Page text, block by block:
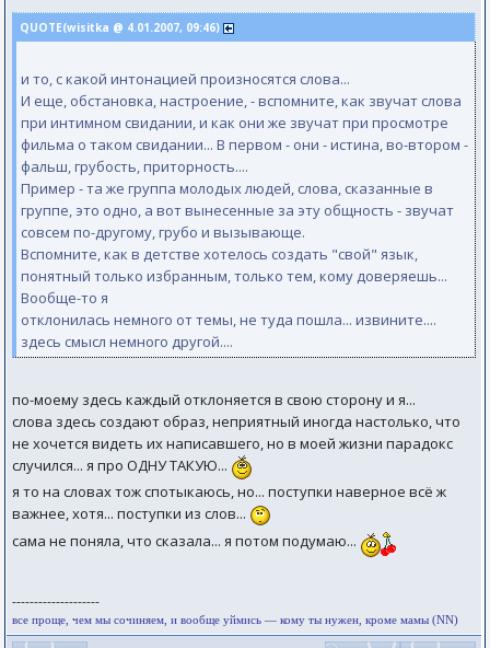
QUOTE(wisitka @ 4.01.2007, 09:46)
и то, с какой интонацией произносятся слова...
И еще, обстановка, настроение, - вспомните, как звучат слова
при интимном свидании, и как они же звучат при просмотре
фильма о таком свидании... В первом - они - истина, во-втором -
фальш, грубость, приторность....
Пример - та же группа молодых людей, слова, сказанные в
группе, это одно, а вот вынесенные за эту общность - звучат
совсем по-другому, грубо и вызывающе.
Вспомните, как в детстве хотелось создать "свой" язык,
понятный только избранным, только тем, кому доверяешь...
Вообще-то я
отклонилась немного от темы, не туда пошла... извините....
здесь смысл немного другой....
по-моему здесь каждый отклоняется в свою сторону и я...
слова здесь создают образ, неприятный иногда настолько, что
не хочется видеть их написавшего, но в моей жизни парадокс
случился... я про ОДНУ ТАКУЮ...
я то на словах тож спотыкаюсь, но... поступки наверное всё ж
важнее, хотя... поступки из слов...
сама не поняла, что сказала... я потом подумаю...
--------------------
все проще, чем мы сочиняем, и вообще уймись — кому ты нужен, кроме мамы (NN)